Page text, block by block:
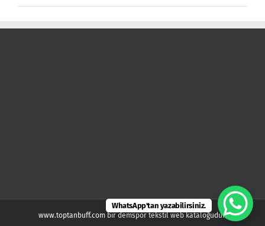
www.toptanbuff.com bir demspor tekstil web kataloğudur.
WhatsApp'tan yazabilirsiniz.